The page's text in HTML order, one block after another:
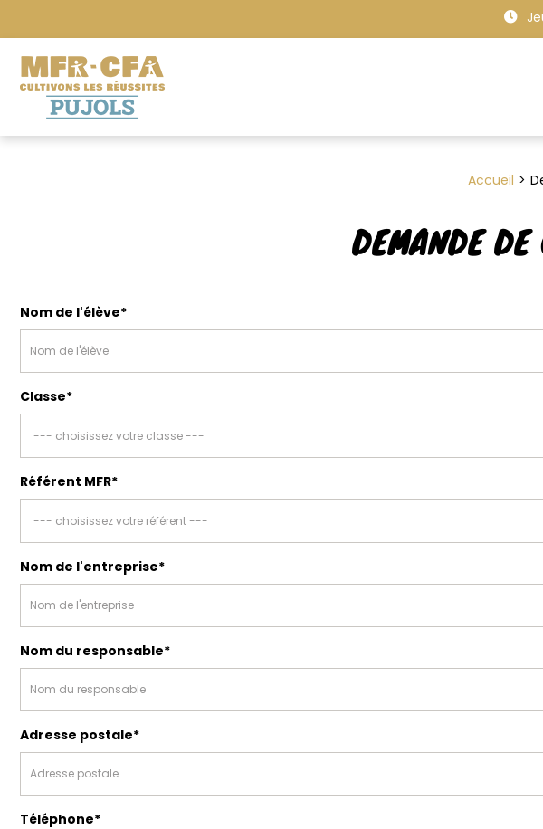
Accueil
DEMANDE
Nom de l'élève*
Classe*
Référent MFR*
Nom de l'entreprise*
Nom du responsable*
Adresse postale*
Téléphone*